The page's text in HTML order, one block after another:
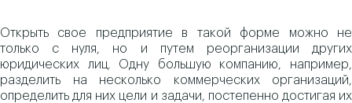
Открыть свое предприятие в такой форме можно не
только с нуля, но и путем реорганизации других
юридических лиц. Одну большую компанию, например,
разделить на несколько коммерческих организаций,
определить для них цели и задачи, постепенно достигая их